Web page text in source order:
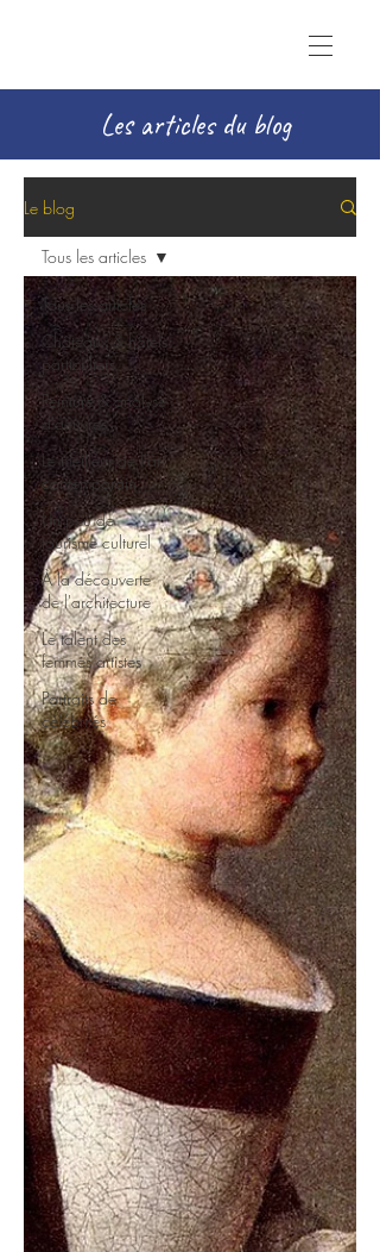
Les articles du blog
Le blog
Tous les articles
Châteaux & hôtels
particuliers
Peinture & analyse
d'oeuvres
Le meilleur de l'art
contemporain
Un peu de
tourisme culturel
À la découverte
de l'architecture
Le talent des
femmes artistes
Portraits de
célébrités
Tous les articles